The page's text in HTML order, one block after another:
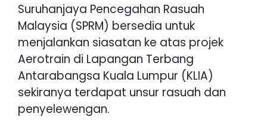
Suruhanjaya Pencegahan Rasuah
Malaysia (SPRM) bersedia untuk
menjalankan siasatan ke atas projek
Aerotrain di Lapangan Terbang
Antarabangsa Kuala Lumpur (KLIA)
sekiranya terdapat unsur rasuah dan
penyelewengan.